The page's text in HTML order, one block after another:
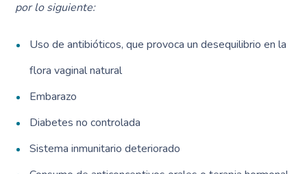
por lo siguiente:
Uso de antibióticos, que provoca un desequilibrio en la
flora vaginal natural
Embarazo
Diabetes no controlada
Sistema inmunitario deteriorado